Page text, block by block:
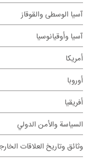
آسيا الوسطى والقوقاز
آسيا وأوقيانوسيا
أمريكا
أوروبا
أفريقيا
السياسة والأمن الدولي
وثائق وتاريخ العلاقات